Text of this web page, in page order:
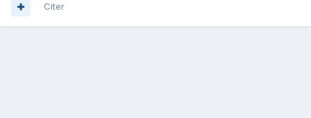
Citer